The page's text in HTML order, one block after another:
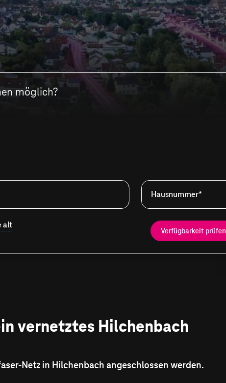
möglich?
Hausnummer*
alt
Verfügbarkeit prüfen
vernetztes Hilchenbach
Netz in Hilchenbach angeschlossen werden.